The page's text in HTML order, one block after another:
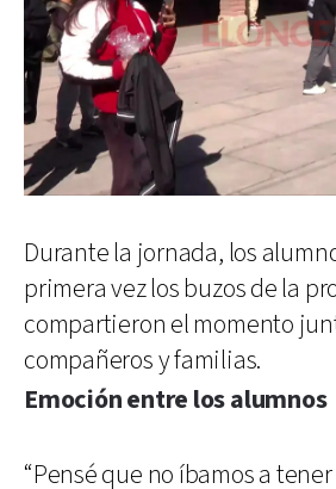
Durante la jornada, los
primera vez los buzos de la
compartieron el momento
compañeros y familias.
Emoción entre los alumnos
“Pensé que no íbamos a